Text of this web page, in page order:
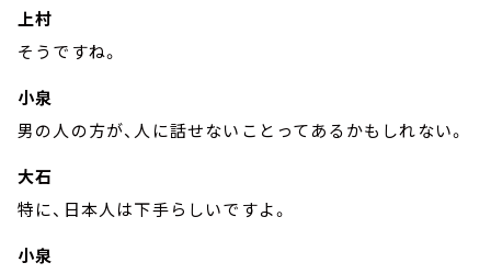
上村
そうですね。
小泉
男の人の方が、人に話せないことってあるかもしれない。
大石
特に、日本人は下手らしいですよ。
小泉